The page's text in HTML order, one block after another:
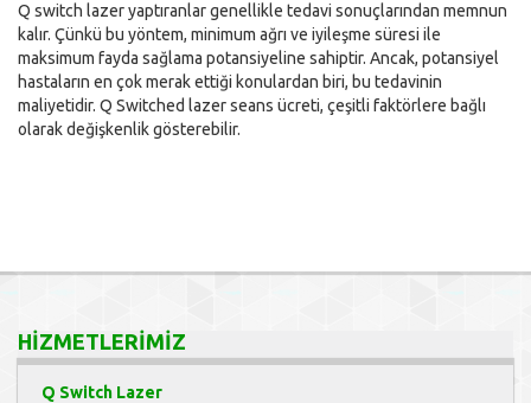
Q switch lazer yaptıranlar genellikle tedavi sonuçlarından memnun
kalır. Çünkü bu yöntem, minimum ağrı ve iyileşme süresi ile
maksimum fayda sağlama potansiyeline sahiptir. Ancak, potansiyel
hastaların en çok merak ettiği konulardan biri, bu tedavinin
maliyetidir. Q Switched lazer seans ücreti, çeşitli faktörlere bağlı
olarak değişkenlik gösterebilir.
HİZMETLERİMİZ
Q Switch Lazer